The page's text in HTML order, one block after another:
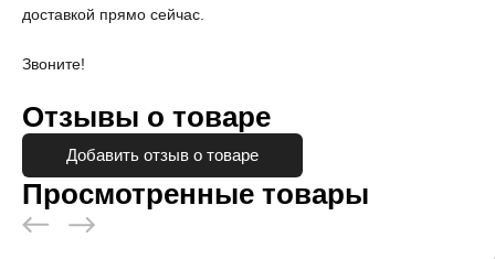
доставкой прямо сейчас.
Звоните!
Отзывы о товаре
Добавить отзыв о товаре
Просмотренные товары